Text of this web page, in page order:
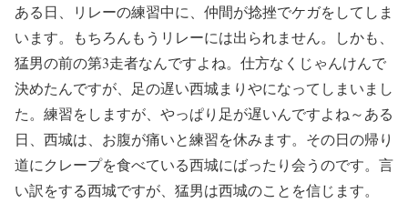
ある日、リレーの練習中に、仲間が捻挫でケガをしてしま
います。もちろんもうリレーには出られません。しかも、
猛男の前の第3走者なんですよね。仕方なくじゃんけんで
決めたんですが、足の遅い西城まりやになってしまいまし
た。練習をしますが、やっぱり足が遅いんですよね～ある
日、西城は、お腹が痛いと練習を休みます。その日の帰り
道にクレープを食べている西城にばったり会うのです。言
い訳をする西城ですが、猛男は西城のことを信じます。